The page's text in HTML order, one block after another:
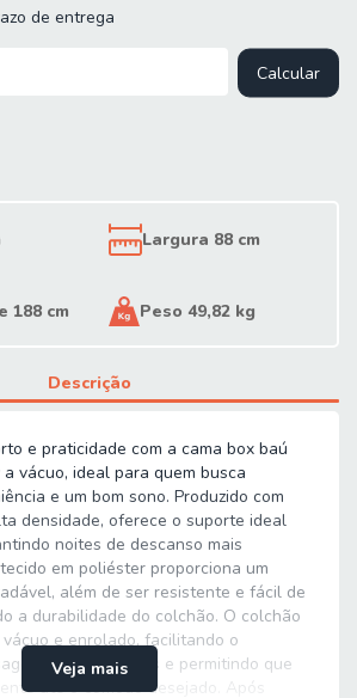
de entrega
Calcular
Largura 88 cm
188 cm Peso 49,82 kg
Descrição
e praticidade com a cama box baú
vácuo, ideal para quem busca
e um bom sono. Produzido com
densidade, oferece o suporte ideal
noites de descanso mais
em poliéster proporciona um
além de ser resistente e fácil de
a durabilidade do colchão. O colchão
e enrolado, facilitando o
em elevadores e permitindo que
até o cômodo desejado. Após
Veja mais